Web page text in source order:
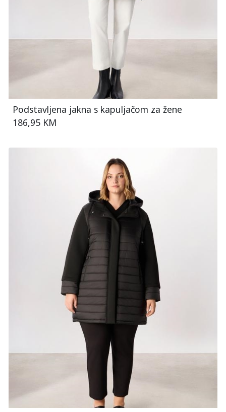
Podstavljena jakna s kapuljačom za žene
186,95 KM